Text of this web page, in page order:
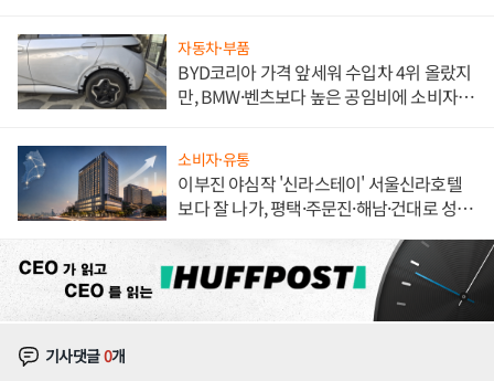
자동차·부품
BYD코리아 가격 앞세워 수입차 4위 올랐지
만, BMW·벤츠보다 높은 공임비에 소비자
소비자·유통
이부진 야심작 '신라스테이' 서울신라호텔
보다 잘 나가, 평택·주문진·해남·건대로 성
기사댓글0개